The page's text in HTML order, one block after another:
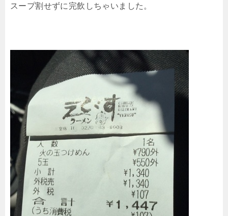
スープ割せずに完飲しちゃいました。